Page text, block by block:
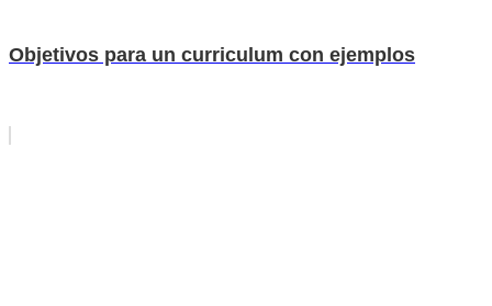
Objetivos para un curriculum con ejemplos